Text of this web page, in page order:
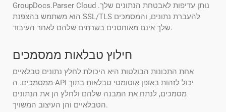
GroupDocs.Parser Cloud נותן עדיפות לאבטחת הנתונים שלך.
הוא משתמש בהצפנת SSL/TLS להעברת נתונים, והמסמכים
שלך אינם מאוחסנים בשרתים שלהם לאחר העיבוד.
חילוץ טבלאות ממסמכים
אחת התכונות הבולטות היא היכולת לחלץ נתונים טבלאיים
ממסמכים. ה-API יכול לזהות באופן אוטומטי טבלאות בתוך
מסמכים, לנתח את המבנה שלהם ולחלץ הן את הנתונים
הטבלאיים והן העיצוב המשויך.